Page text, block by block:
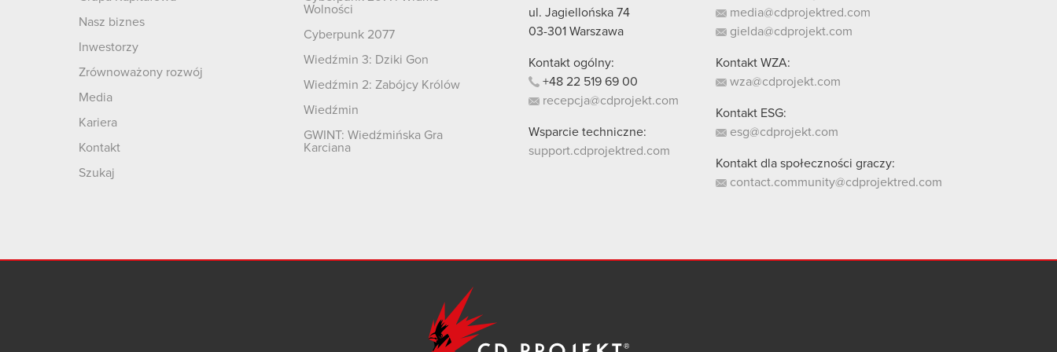
Nasz biznes
Inwestorzy
Zrównoważony rozwój
Media
Kariera
Kontakt
Szukaj
Wolności
Cyberpunk 2077
Wiedźmin 3: Dziki Gon
Wiedźmin 2: Zabójcy Królów
Wiedźmin
GWINT: Wiedźmińska Gra
Karciana
ul. Jagiellońska 74
03-301 Warszawa
Kontakt ogólny:
+48 22 519 69 00
recepcja@cdprojekt.com
Wsparcie techniczne:
support.cdprojektred.com
media@cdprojektred.com
gielda@cdprojekt.com
Kontakt WZA:
wza@cdprojekt.com
Kontakt ESG:
esg@cdprojekt.com
Kontakt dla społeczności graczy:
contact.community@cdprojektred.com